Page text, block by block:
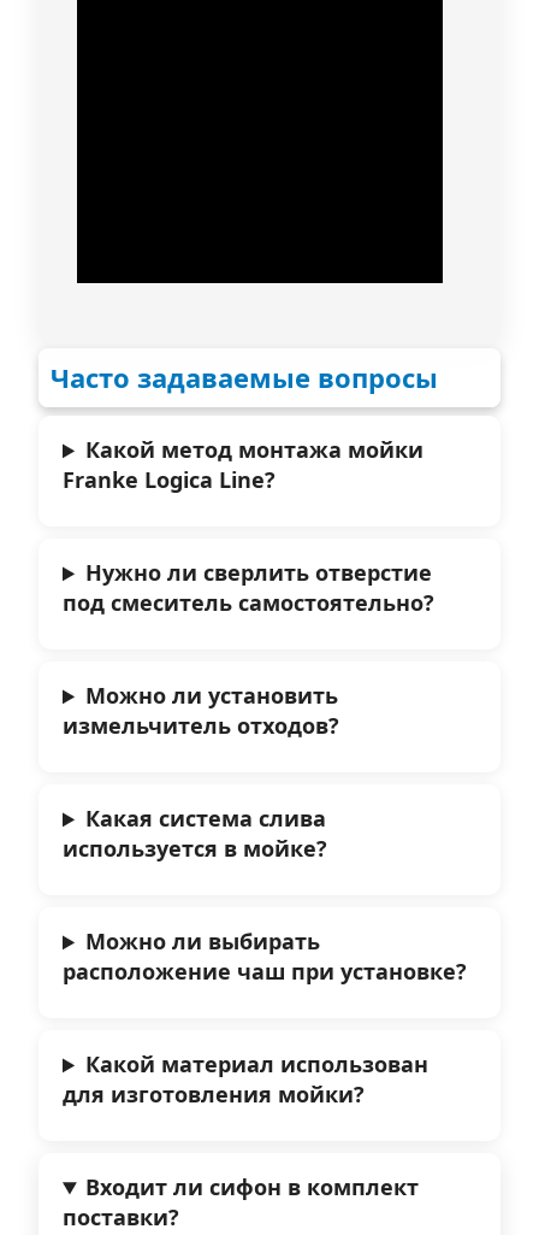
Часто задаваемые вопросы
Какой метод монтажа мойки
Franke Logica Line?
Нужно ли сверлить отверстие
под смеситель самостоятельно?
Можно ли установить
измельчитель отходов?
Какая система слива
используется в мойке?
Можно ли выбирать
расположение чаш при установке?
Какой материал использован
для изготовления мойки?
Входит ли сифон в комплект
поставки?